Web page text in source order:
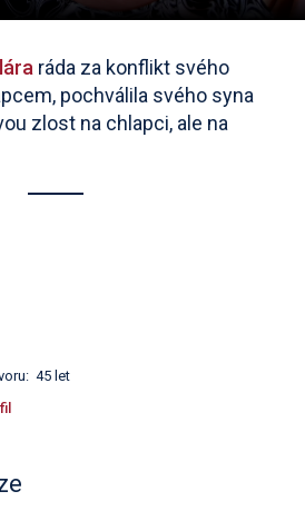
ráda za konflikt svého
pochválila svého syna
zlost na chlapci, ale na
45 let